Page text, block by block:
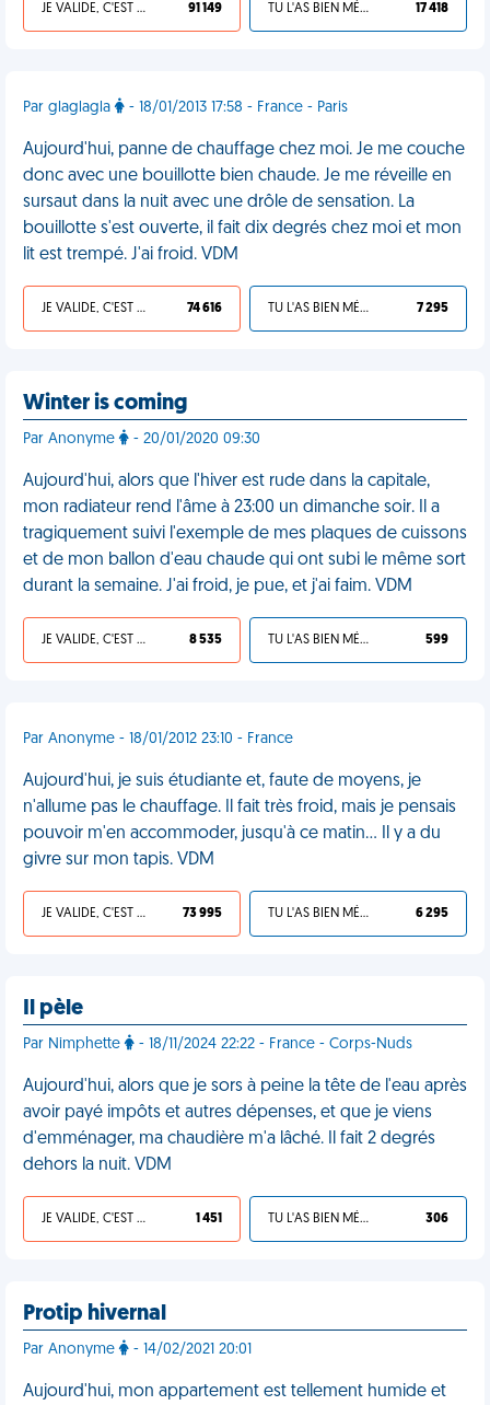
JE VALIDE, C'EST UNE VDM 91 149 TU L'AS BIEN MÉRITÉ 17 418
Par glaglagla - 18/01/2013 17:58 - France - Paris
Aujourd'hui, panne de chauffage chez moi. Je me couche
donc avec une bouillotte bien chaude. Je me réveille en
sursaut dans la nuit avec une drôle de sensation. La
bouillotte s'est ouverte, il fait dix degrés chez moi et mon
lit est trempé. J'ai froid. VDM
JE VALIDE, C'EST UNE VDM 74 616 TU L'AS BIEN MÉRITÉ 7 295
Winter is coming
Par Anonyme - 20/01/2020 09:30
Aujourd'hui, alors que l'hiver est rude dans la capitale,
mon radiateur rend l'âme à 23:00 un dimanche soir. Il a
tragiquement suivi l'exemple de mes plaques de cuissons
et de mon ballon d'eau chaude qui ont subi le même sort
durant la semaine. J'ai froid, je pue, et j'ai faim. VDM
JE VALIDE, C'EST UNE VDM 8 535 TU L'AS BIEN MÉRITÉ 599
Par Anonyme - 18/01/2012 23:10 - France
Aujourd'hui, je suis étudiante et, faute de moyens, je
n'allume pas le chauffage. Il fait très froid, mais je pensais
pouvoir m'en accommoder, jusqu'à ce matin... Il y a du
givre sur mon tapis. VDM
JE VALIDE, C'EST UNE VDM 73 995 TU L'AS BIEN MÉRITÉ 6 295
Il pèle
Par Nimphette - 18/11/2024 22:22 - France - Corps-Nuds
Aujourd'hui, alors que je sors à peine la tête de l'eau après
avoir payé impôts et autres dépenses, et que je viens
d'emménager, ma chaudière m'a lâché. Il fait 2 degrés
dehors la nuit. VDM
JE VALIDE, C'EST UNE VDM 1 451 TU L'AS BIEN MÉRITÉ 306
Protip hivernal
Par Anonyme - 14/02/2021 20:01
Aujourd'hui, mon appartement est tellement humide et